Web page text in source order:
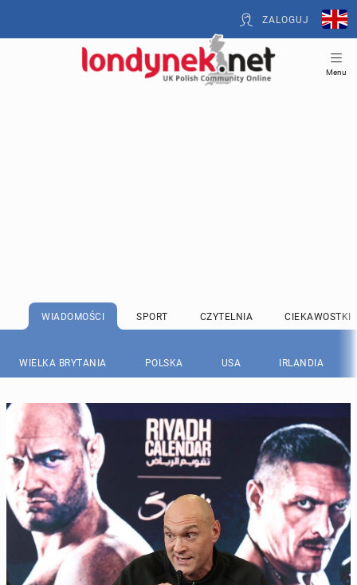
ZALOGUJ
Menu
WIADOMOŚCI SPORT CZYTELNIA CIEKAWOSTKI
WIELKA BRYTANIA POLSKA USA IRLANDIA